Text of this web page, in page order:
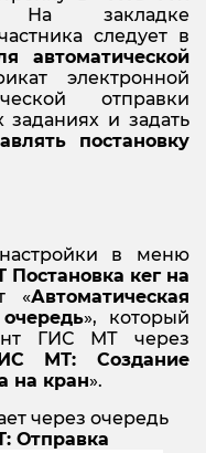
закладке
следует в
автоматической
электронной
отправки
и задать
постановку
в меню
Постановка кег на
«Автоматическая
», который
ГИС МТ через
МТ: Создание
на кран».
через очередь
Отправка